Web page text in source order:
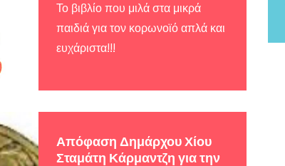
Το βιβλίο που μιλά στα μικρά
παιδιά για τον κορωνοϊό απλά και
ευχάριστα!!!
Απόφαση Δημάρχου Χίου
Σταμάτη Κάρμαντζη για την